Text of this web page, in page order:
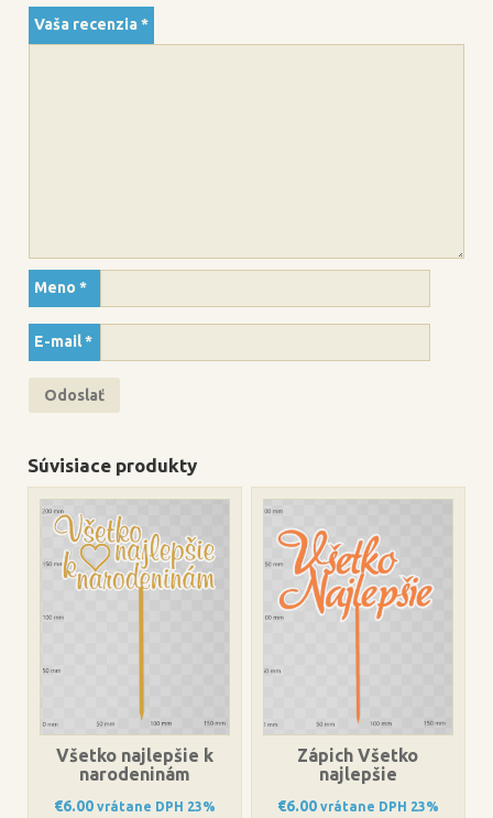
Vaša recenzia *
Meno *
E-mail*
Súvisiace produkty
Všetko najlepšie k
narodeninám
€6.00 vrátane DPH 23%
Zápich Všetko
najlepšie
€6.00 vrátane DPH 23%